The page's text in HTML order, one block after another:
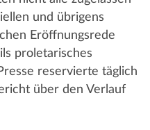
und übrigens
Eröffnungsrede
proletarisches
reservierte täglich
über den Verlauf